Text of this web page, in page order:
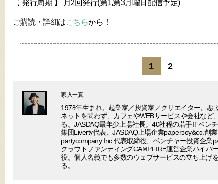
【 発行周期 】 月2回発行(第1,第3月曜日配信予定)
ご購読・詳細はこちらから！
1 2
家入一真
1978年生まれ。起業家／投資家／クリエイター。悪
ネットを問わず、カフェやWEBサービスや会社など
る。JASDAQ最年少上場社長。40社程の若手ITベン
集団Liverty代表、JASDAQ上場企業paperboy&co.創
partycompany Inc.代表取締役、ベンチャー投資企業
クラウドファンディングCAMPFIRE運営企業ハイパ
役。個人名義でも多数のウェブサービスの立ち上げ
る。